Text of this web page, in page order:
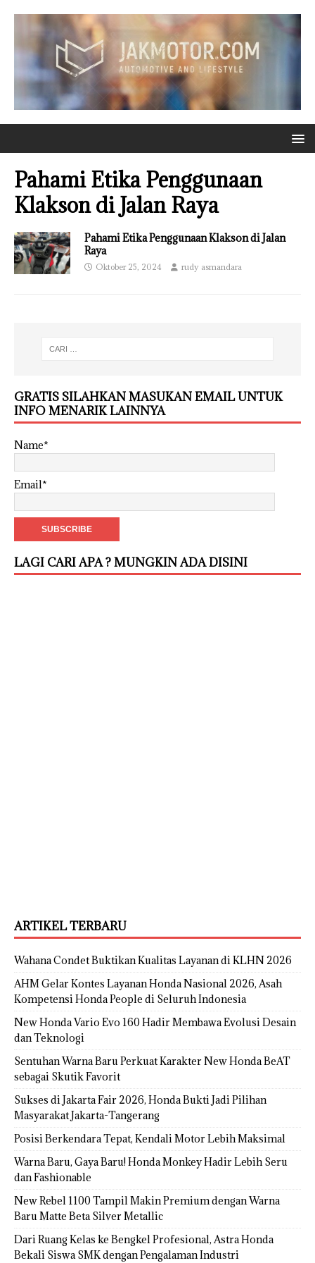
Pahami Etika Penggunaan
Klakson di Jalan Raya
Pahami Etika Penggunaan Klakson di Jalan
Raya
Oktober 25, 2024 rudy asmandara
GRATIS SILAHKAN MASUKAN EMAIL UNTUK
INFO MENARIK LAINNYA
Name*
Email*
LAGI CARI APA ? MUNGKIN ADA DISINI
ARTIKEL TERBARU
Wahana Condet Buktikan Kualitas Layanan di KLHN 2026
AHM Gelar Kontes Layanan Honda Nasional 2026, Asah
Kompetensi Honda People di Seluruh Indonesia
New Honda Vario Evo 160 Hadir Membawa Evolusi Desain
dan Teknologi
Sentuhan Warna Baru Perkuat Karakter New Honda BeAT
sebagai Skutik Favorit
Sukses di Jakarta Fair 2026, Honda Bukti Jadi Pilihan
Masyarakat Jakarta-Tangerang
Posisi Berkendara Tepat, Kendali Motor Lebih Maksimal
Warna Baru, Gaya Baru! Honda Monkey Hadir Lebih Seru
dan Fashionable
New Rebel 1100 Tampil Makin Premium dengan Warna
Baru Matte Beta Silver Metallic
Dari Ruang Kelas ke Bengkel Profesional, Astra Honda
Bekali Siswa SMK dengan Pengalaman Industri